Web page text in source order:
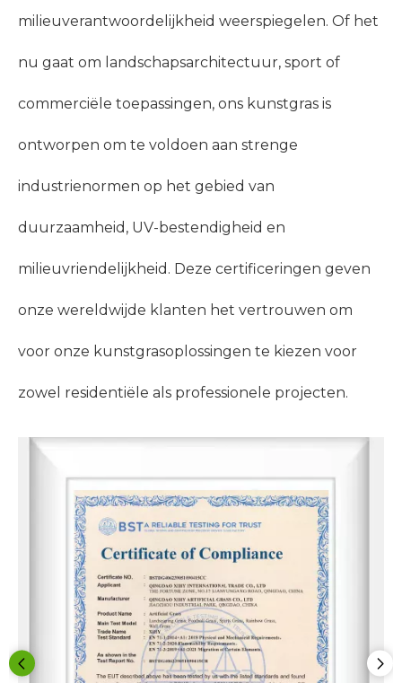
milieuverantwoordelijkheid weerspiegelen. Of het
nu gaat om landschapsarchitectuur, sport of
commerciële toepassingen, ons kunstgras is
ontworpen om te voldoen aan strenge
industrienormen op het gebied van
duurzaamheid, UV-bestendigheid en
milieuvriendelijkheid. Deze certificeringen geven
onze wereldwijde klanten het vertrouwen om
voor onze kunstgrasoplossingen te kiezen voor
zowel residentiële als professionele projecten.